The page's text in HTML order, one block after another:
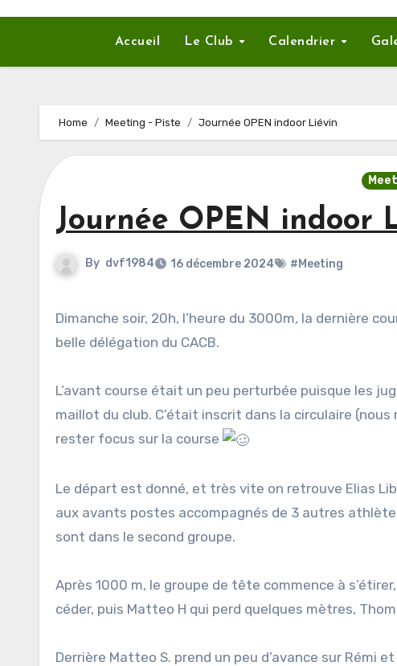
Accueil Le Club Calendrier
Home Meeting - Piste Journée OPEN indoor Liévin
Journée OPEN indoor
By dvf1984 16 décembre 2024 #Meeting
Dimanche soir, 20h, l’heure du 3000m, la dernière course de la journée à Liévin. Un beau plateau avec une très
belle délégation du CACB.
L’avant course était un peu perturbée puisque les
maillot du club. C’était inscrit dans la circulaire (nous
rester focus sur la course
Le départ est donné, et très vite on retrouve Elias
aux avants postes accompagnés de 3 autres
sont dans le second groupe.
Après 1000 m, le groupe de tête commence à
céder, puis Matteo H qui perd quelques mètres,
Derrière Matteo S. prend un peu d’avance sur Rémi